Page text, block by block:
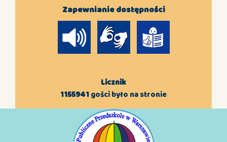
Zapewnianie dostępności
Licznik
1155941gości było na stronie